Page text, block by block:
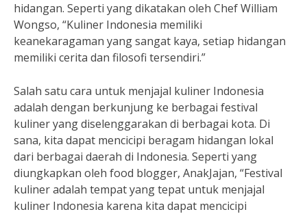
hidangan. Seperti yang dikatakan oleh Chef William
Wongso, “Kuliner Indonesia memiliki
keanekaragaman yang sangat kaya, setiap hidangan
memiliki cerita dan filosofi tersendiri.”
Salah satu cara untuk menjajal kuliner Indonesia
adalah dengan berkunjung ke berbagai festival
kuliner yang diselenggarakan di berbagai kota. Di
sana, kita dapat mencicipi beragam hidangan lokal
dari berbagai daerah di Indonesia. Seperti yang
diungkapkan oleh food blogger, AnakJajan, “Festival
kuliner adalah tempat yang tepat untuk menjajal
kuliner Indonesia karena kita dapat mencicipi